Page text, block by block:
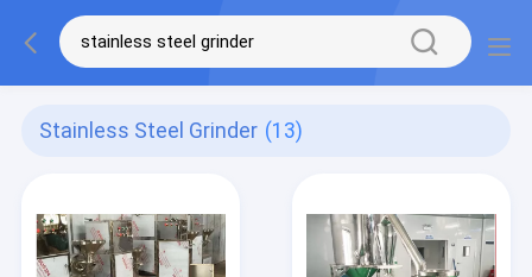
Stainless Steel Grinder (13)